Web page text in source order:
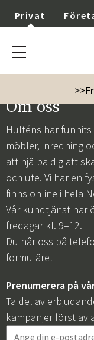
Privat
Om oss
Hulténs har
möbler, inredning
att hjälpa dig att
och ute. Vi har en
finns online i hela
Vår kundtjänst har
fredagar kl. 9–12.
Du når oss på
formuläret
Prenumerera på
Ta del av
kampanjer först av